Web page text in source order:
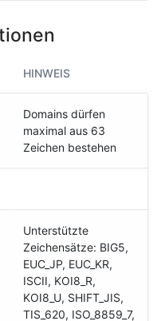
HINWEIS
Domains dürfen
maximal aus 63
Zeichen bestehen
Unterstützte
Zeichensätze: BIG5,
EUC_JP, EUC_KR,
ISCII, KOI8_R,
KOI8_U, SHIFT_JIS,
TIS_620, ISO_8859_7,